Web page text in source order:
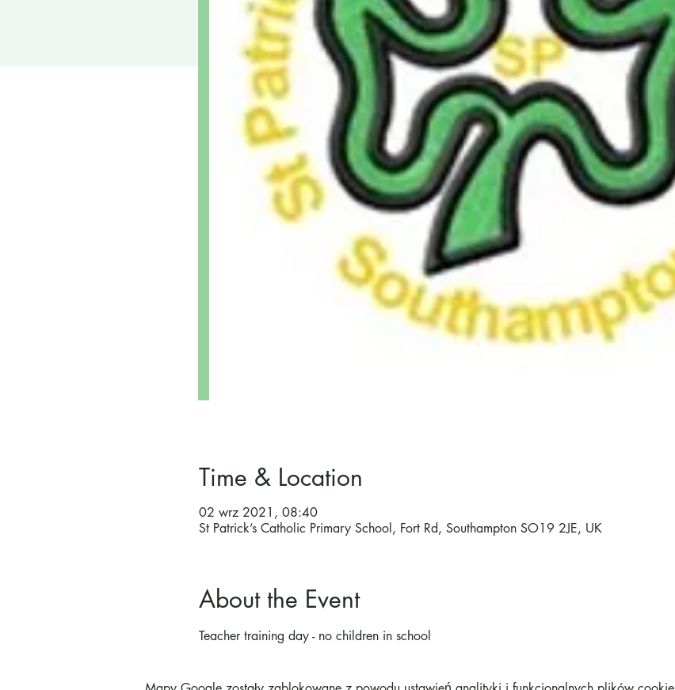
Time & Location
02 wrz 2021, 08:40
St Patrick’s Catholic Primary School, Fort Rd, Southampton SO19 2JE, UK
About the Event
Teacher training day - no children in school